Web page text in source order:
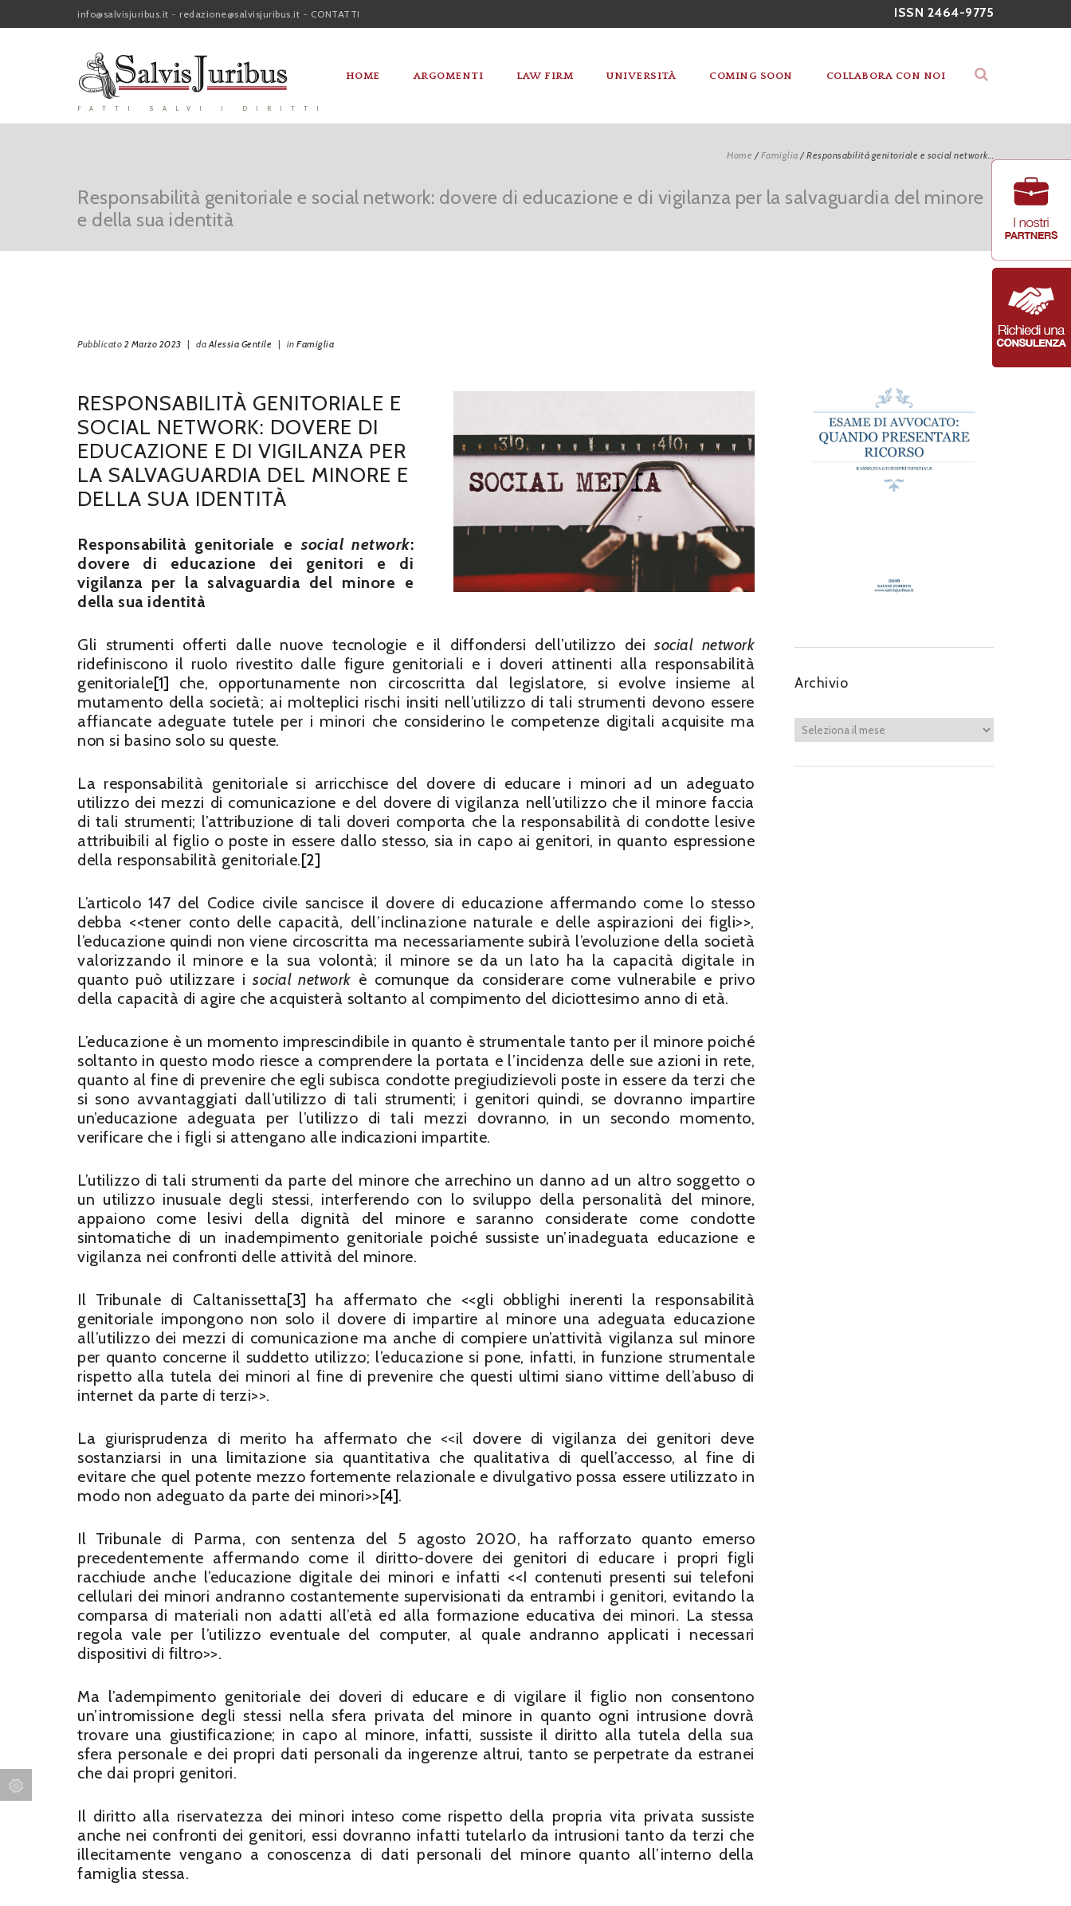
ISSN 2464-9775
info@salvisjuribus.it - redazione@salvisjuribus.it - CONTATTI
FATTI SALVI I DIRITTI
HOME ARGOMENTI LAW FIRM UNIVERSITÀ COMING SOON COLLABORA CON NOI
Home /Famiglia /Responsabilità genitoriale e social network...
Responsabilità genitoriale e social network: dovere di educazione e di vigilanza per la salvaguardia del minore
e della sua identità
Pubblicato 2 Marzo 2023 | daAlessia Gentile | in Famiglia
RESPONSABILITÀ GENITORIALE E
SOCIAL NETWORK: DOVERE DI
EDUCAZIONE E DI VIGILANZA PER
LA SALVAGUARDIA DEL MINORE E
DELLA SUA IDENTITÀ
Responsabilità genitoriale esocial network:
dovere di educazione dei genitori e di
vigilanza per la salvaguardia del minore e
della sua identità
Gli strumenti offerti dalle nuove tecnologie e il diffondersi dell’utilizzo deisocial network
ridefiniscono il ruolo rivestito dalle figure genitoriali e i doveri attinenti alla responsabilità
genitoriale[1] che, opportunamente non circoscritta dal legislatore, si evolve insieme al
mutamento della società; ai molteplici rischi insiti nell’utilizzo di tali strumenti devono essere
affiancate adeguate tutele per i minori che considerino le competenze digitali acquisite ma
non si basino solo su queste.
La responsabilità genitoriale si arricchisce del dovere di educare i minori ad un adeguato
utilizzo dei mezzi di comunicazione e del dovere di vigilanza nell’utilizzo che il minore faccia
di tali strumenti; l’attribuzione di tali doveri comporta che la responsabilità di condotte lesive
attribuibili al figlio o poste in essere dallo stesso, sia in capo ai genitori, in quanto espressione
della responsabilità genitoriale.[2]
L’articolo 147 del Codice civile sancisce il dovere di educazione affermando come lo stesso
debba <<tener conto delle capacità, dell’inclinazione naturale e delle aspirazioni dei figli>>,
l’educazione quindi non viene circoscritta ma necessariamente subirà l’evoluzione della società
valorizzando il minore e la sua volontà; il minore se da un lato ha la capacità digitale in
quanto può utilizzare isocial network è comunque da considerare come vulnerabile e privo
della capacità di agire che acquisterà soltanto al compimento del diciottesimo anno di età.
L’educazione è un momento imprescindibile in quanto è strumentale tanto per il minore poiché
soltanto in questo modo riesce a comprendere la portata e l’incidenza delle sue azioni in rete,
quanto al fine di prevenire che egli subisca condotte pregiudizievoli poste in essere da terzi che
si sono avvantaggiati dall’utilizzo di tali strumenti; i genitori quindi, se dovranno impartire
un’educazione adeguata per l’utilizzo di tali mezzi dovranno, in un secondo momento,
verificare che i figli si attengano alle indicazioni impartite.
L’utilizzo di tali strumenti da parte del minore che arrechino un danno ad un altro soggetto o
un utilizzo inusuale degli stessi, interferendo con lo sviluppo della personalità del minore,
appaiono come lesivi della dignità del minore e saranno considerate come condotte
sintomatiche di un inadempimento genitoriale poiché sussiste un’inadeguata educazione e
vigilanza nei confronti delle attività del minore.
Il Tribunale di Caltanissetta[3] ha affermato che <<gli obblighi inerenti la responsabilità
genitoriale impongono non solo il dovere di impartire al minore una adeguata educazione
all’utilizzo dei mezzi di comunicazione ma anche di compiere un’attività vigilanza sul minore
per quanto concerne il suddetto utilizzo; l’educazione si pone, infatti, in funzione strumentale
rispetto alla tutela dei minori al fine di prevenire che questi ultimi siano vittime dell’abuso di
internet da parte di terzi>>.
La giurisprudenza di merito ha affermato che <<il dovere di vigilanza dei genitori deve
sostanziarsi in una limitazione sia quantitativa che qualitativa di quell’accesso, al fine di
evitare che quel potente mezzo fortemente relazionale e divulgativo possa essere utilizzato in
modo non adeguato da parte dei minori>>[4].
Il Tribunale di Parma, con sentenza del 5 agosto 2020, ha rafforzato quanto emerso
precedentemente affermando come il diritto-dovere dei genitori di educare i propri figli
racchiude anche l’educazione digitale dei minori e infatti <<I contenuti presenti sui telefoni
cellulari dei minori andranno costantemente supervisionati da entrambi i genitori, evitando la
comparsa di materiali non adatti all’età ed alla formazione educativa dei minori. La stessa
regola vale per l’utilizzo eventuale del computer, al quale andranno applicati i necessari
dispositivi di filtro>>.
Ma l’adempimento genitoriale dei doveri di educare e di vigilare il figlio non consentono
un’intromissione degli stessi nella sfera privata del minore in quanto ogni intrusione dovrà
trovare una giustificazione; in capo al minore, infatti, sussiste il diritto alla tutela della sua
sfera personale e dei propri dati personali da ingerenze altrui, tanto se perpetrate da estranei
che dai propri genitori.
Il diritto alla riservatezza dei minori inteso come rispetto della propria vita privata sussiste
anche nei confronti dei genitori, essi dovranno infatti tutelarlo da intrusioni tanto da terzi che
illecitamente vengano a conoscenza di dati personali del minore quanto all’interno della
famiglia stessa.
Archivio